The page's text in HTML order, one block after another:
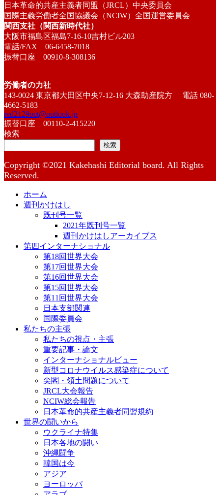
日本革命的共産主義者同盟（JRCL）中央委員会
国際主義労働者全国協議会（NCIW）全国運営委員会
関西支社（関西新時代社）
大阪市福島区福島7-16-10吉村ビル203
電話/FAX 06-6458-7018
振替口座 00910-8-308136
労働者の力社
143-0024 東京都大田区中央7-12-16 大森助産院方 電話 080-
4662-5183
red2129oct@outlook.jp
振替口座 00110-2-415220
検索
検索
Copyright ©2021 Kakehashi Editorial board. All Rights
Reserved.
ホーム
週刊かけはし
既刊号一覧
2021年既刊号一覧
週刊かけはしアーカイブス
第四インターナショナル
第18回世界大会
第17回世界大会
第16回世界大会
第15回世界大会
第11回世界大会
日本支部関連
国際委員会
私たちの主張
私たちの視点・主張
重要記事・論文
インターナショナルビュー
新型コロナウイルス感染症について
尖閣・領土問題について
JRCL大会報告
NCIW総会報告
日本革命的共産主義者同盟規約
世界の闘いから
ウクライナ特集
日本各地の闘い
沖縄闘争
韓国は今
アジア
ヨーロッパ